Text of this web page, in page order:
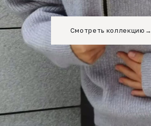
Смотреть коллекцию →